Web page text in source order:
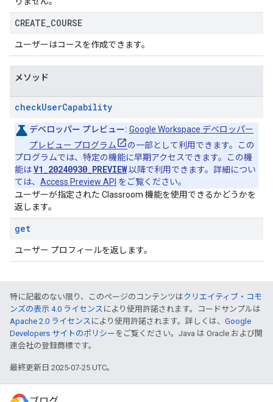
CREATE COURSE
ユーザーはコースを作成できます。
メソッド
checkUserCapability
デベロッパー プレビュー: Google Workspace デベロッパー
プレビュー プログラム
の一部として利用できます。この
プログラムでは、特定の機能に早期アクセスできます。この機
能はV1_20240930_PREVIEW以降で利用できます。詳細につい
ては、 Access Preview API をご覧ください。
ユーザーが指定された Classroom 機能を使用できるかどうかを
返します。
get
ユーザー プロフィールを返します。
特に記載のない限り、このページのコンテンツはクリエイティブ・コモ
ンズの表示 4.0 ライセンス により使用許諾されます。コードサンプルは
Apache 2.0 ライセンス により使用許諾されます。詳しくは、 Google
Developers サイトのポリシー をご覧ください。Java は Oracle および関
連会社の登録商標です。
最終更新日 2025-07-25 UTC。